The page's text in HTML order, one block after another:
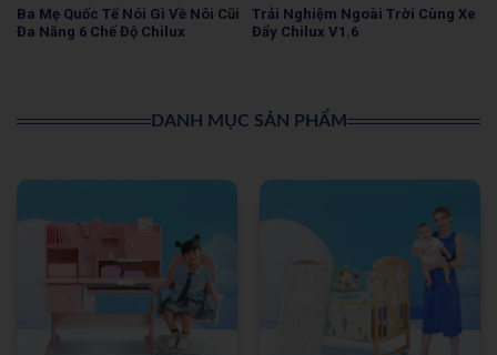
Ba Mẹ Quốc Tế Nói Gì Về Nôi Cũi
Đa Năng 6 Chế Độ Chilux
Trải Nghiệm Ngoài Trời Cùng Xe
Đẩy Chilux V1.6
DANH MỤC SẢN PHẨM